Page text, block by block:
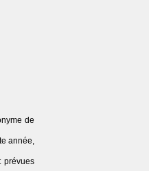
de
année,
prévues